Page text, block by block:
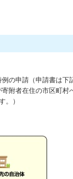
の申請（申請書は
附者在住の市区町村
。）